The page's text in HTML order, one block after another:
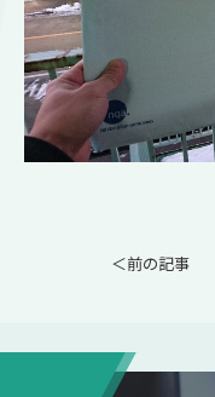
＜前の記事